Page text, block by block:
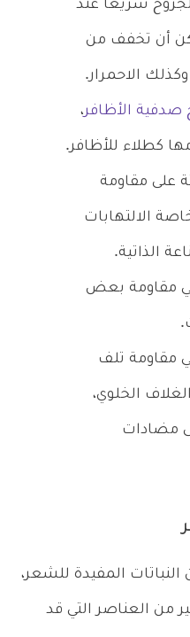
سريعاً عند
أن تخفف من
وكذلك الاحمرار.
صدفية الأظافر،
كطلاء للأظافر.
على مقاومة
الالتهابات
الذاتية.
مقاومة بعض
مقاومة تلف
الخلوي،
مضادات
المفيدة للشعر،
من العناصر التي قد